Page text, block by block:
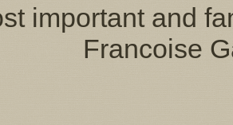
important and
Francoise